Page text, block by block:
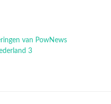
van PowNews
3